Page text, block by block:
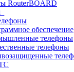
RouterBOARD
обеспечение
телефоны
телефоны